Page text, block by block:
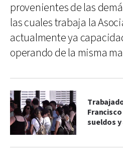
provenientes de las
las cuales trabaja la
actualmente ya
operando de la misma
sueldos